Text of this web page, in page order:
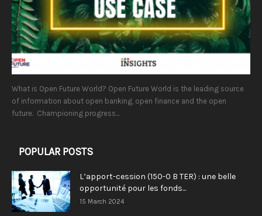
What is Open Future World? Open Future World is the leading source
of information about open banking, open finance and the open
future. Championing progress...
POPULAR POSTS
L’apport-cession (150-0 B TER) : une belle
opportunité pour les fonds...
15 March 2024